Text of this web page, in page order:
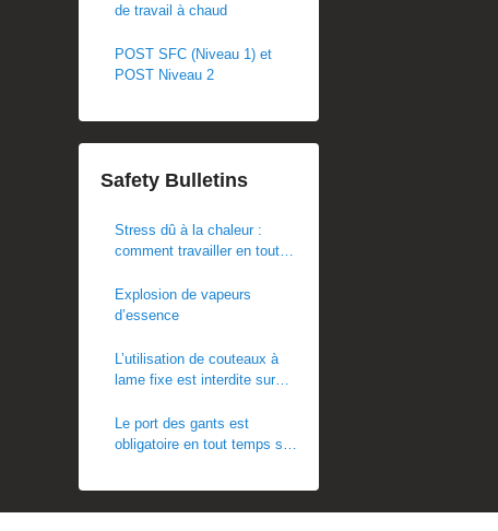
de travail à chaud
POST SFC (Niveau 1) et
POST Niveau 2
Safety Bulletins
Stress dû à la chaleur :
comment travailler en toute
Explosion de vapeurs
d’essence
L’utilisation de couteaux à
lame fixe est interdite sur
Le port des gants est
obligatoire en tout temps sur